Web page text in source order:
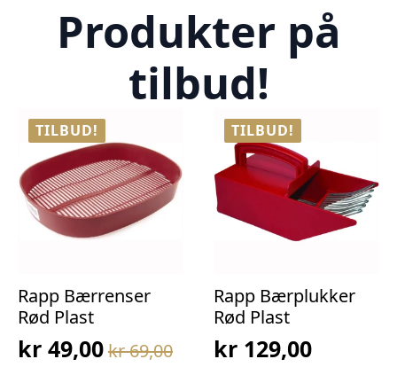
Produkter på
tilbud!
TILBUD!
Rapp Bærrenser
Rød Plast
kr69,00
Opprinnelig
kr 49,00
Nåværende
TILBUD!
Rapp Bærplukker
Rød Plast
kr129,00